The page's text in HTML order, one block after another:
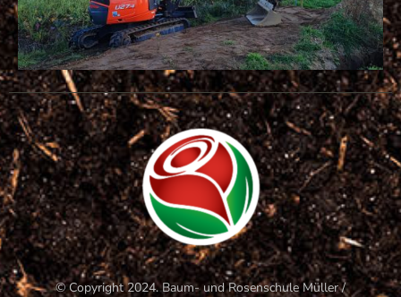
© Copyright 2024. Baum- und Rosenschule Müller /